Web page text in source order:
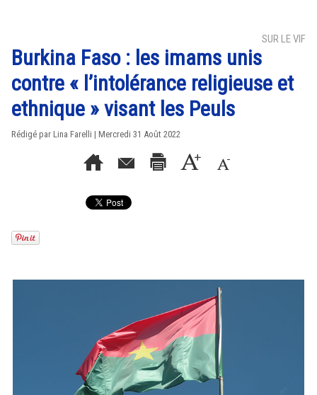
SUR LE VIF
Burkina Faso : les imams unis
contre « l’intolérance religieuse et
ethnique » visant les Peuls
Rédigé par Lina Farelli | Mercredi 31 Août 2022